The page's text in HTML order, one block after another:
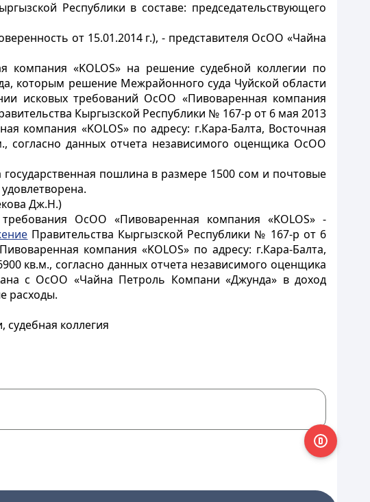
Республики в составе: председательствующего
от 15.01.2014 г.), - представителя ОсОО «Чайна
«KOLOS» на решение судебной коллегии по
которым решение Межрайонного суда Чуйской области
исковых требований ОсОО «Пивоваренная компания
Кыргызской Республики № 167-р от 6 мая 2013
компания «KOLOS» по адресу: г.Кара-Балта, Восточная
согласно данных отчета независимого оценщика ОсОО
пошлина в размере 1500 сом и почтовые
Дж.Н.)
ОсОО «Пивоваренная компания «KOLOS» -
Правительства Кыргызской Республики № 167-р от 6
компания «KOLOS» по адресу: г.Кара-Балта,
кв.м., согласно данных отчета независимого оценщика
с ОсОО «Чайна Петроль Компани «Джунда» в доход
расходы.
судебная коллегия